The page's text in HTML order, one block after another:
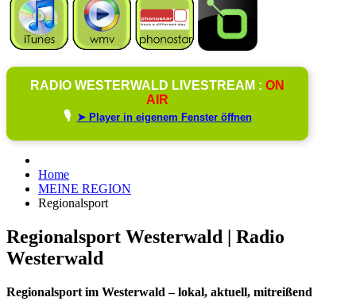
RADIO WESTERWALD LIVESTREAM : ON
AIR
🎙️ ➤ Player in eigenem Fenster öffnen
Home
MEINE REGION
Regionalsport
Regionalsport Westerwald | Radio
Westerwald
Regionalsport im Westerwald – lokal, aktuell, mitreißend